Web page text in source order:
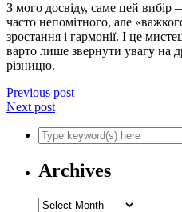
З мого досвіду, саме цей вибір
часто непомітного, але
зростання і гармонії. І це
варто лише звернути увагу на
різницю.
Previous post
Next post
Archives
Archives